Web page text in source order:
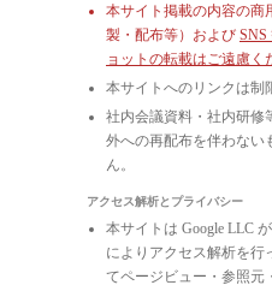
本サイト掲載の内容の商
製・配布等）および SNS
ョットの転載はご遠慮く
本サイトへのリンクは制
社内会議資料・社内研修
外への再配布を伴わない
ん。
アクセス解析とプライバシー
本サイトは Google LLC
によりアクセス解析を行
てページビュー・参照元